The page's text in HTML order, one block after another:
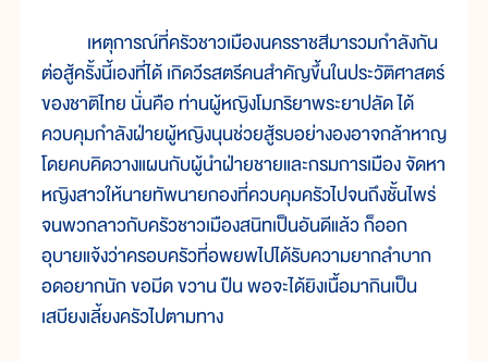
เหตุการณ์ที่ครัวชาวเมืองนครราชสีมารวมกำลังกัน
ต่อสู้ครั้งนี้เองที่ได้ เกิดวีรสตรีคนสำคัญขึ้นในประวัติศาสตร์
ของชาติไทย นั่นคือ ท่านผู้หญิงโมภริยาพระยาปลัด ได้
ควบคุมกำลังฝ่ายผู้หญิงนุนช่วยสู้รบอย่างองอาจกล้าหาญ
โดยคบคิดวางแผนกับผู้นำฝ่ายชายและกรมการเมือง จัดหา
หญิงสาวให้นายทัพนายกองที่ควบคุมครัวไปจนถึงชั้นไพร่
จนพวกลาวกับครัวชาวเมืองสนิทเป็นอันดีแล้ว ก็ออก
อุบายแจ้งว่าครอบครัวที่อพยพไปได้รับความยากลำบาก
อดอยากนัก ขอมีด ขวาน ปืน พอจะได้ยิงเนื้อมากินเป็น
เสบียงเลี้ยงครัวไปตามทาง